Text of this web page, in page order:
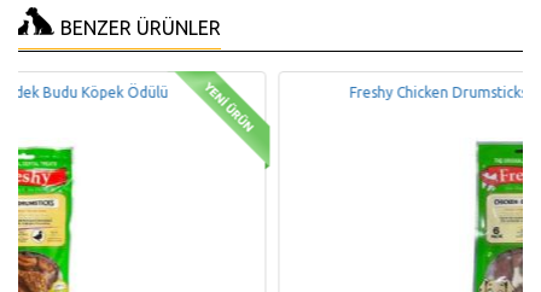
BENZER ÜRÜNLER
Freshy Chicken Drumsticks Tavuk Budu Köpek Ödülü